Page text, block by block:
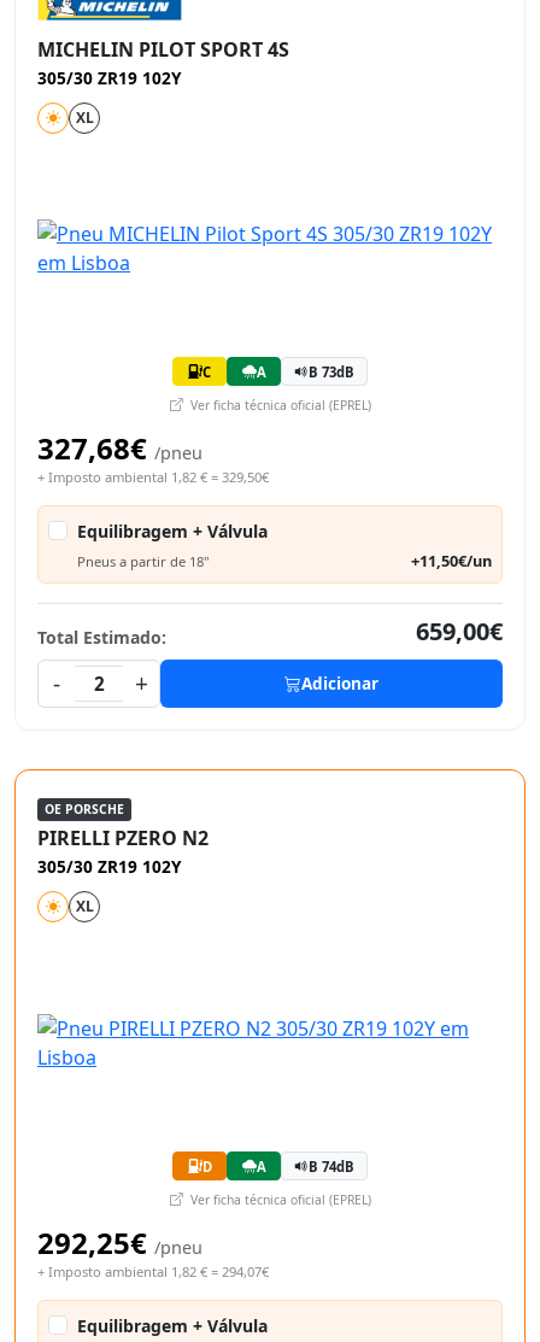
MICHELIN PILOT SPORT 4S
305/30 ZR19 102Y
XL
C A B 73dB
Ver ficha técnica oficial (EPREL)
327,68€ /pneu
+ Imposto ambiental 1,82 € = 329,50€
Equilibragem + Válvula
Pneus a partir de 18" +11,50€/un
Total Estimado:
659,00€
-
2 + Adicionar
OE PORSCHE
PIRELLI PZERO N2
305/30 ZR19 102Y
XL
D A B 74dB
Ver ficha técnica oficial (EPREL)
292,25€ /pneu
+ Imposto ambiental 1,82 € = 294,07€
Equilibragem + Válvula